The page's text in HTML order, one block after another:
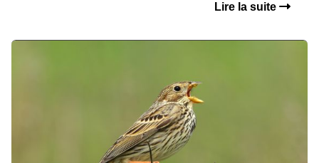
Lire la suite